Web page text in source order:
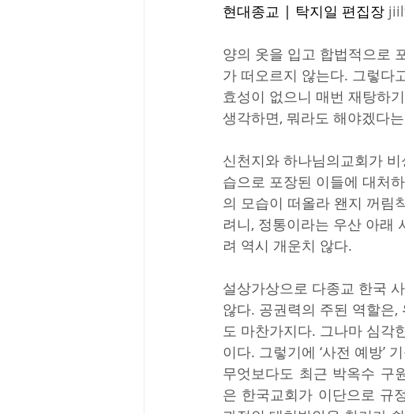
현대종교 | 탁지일 편집장
양의 옷을 입고 합법적으로
가 떠오르지 않는다. 그렇다
효성이 없으니 매번 재탕하
생각하면, 뭐라도 해야겠다
신천지와 하나님의교회가
습으로 포장된 이들에 대처
의 모습이 떠올라 왠지 꺼림
려니, 정통이라는 우산 아래
려 역시 개운치 않다.
설상가상으로 다종교 한국
않다. 공권력의 주된 역할은,
도 마찬가지다. 그나마 심각
이다. 그렇기에 ‘사전 예방’
무엇보다도 최근 박옥수 구
은 한국교회가 이단으로 규